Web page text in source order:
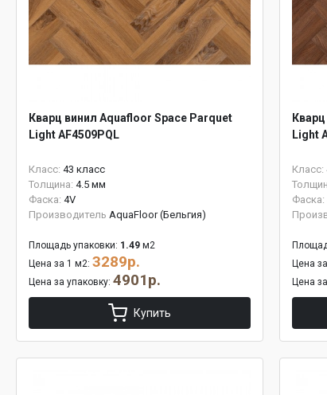
Кварц винил Aquafloor Space Parquet
Light AF4509PQL
Класс: 43 класс
Толщина: 4.5 мм
Фаска: 4V
Производитель AquaFloor (Бельгия)
Площадь упаковки: 1.49 м2
Цена за 1 м2: 3289р.
Цена за упаковку: 4901р.
Купить
Light
Класс:
Фаска:
Цена
Цена